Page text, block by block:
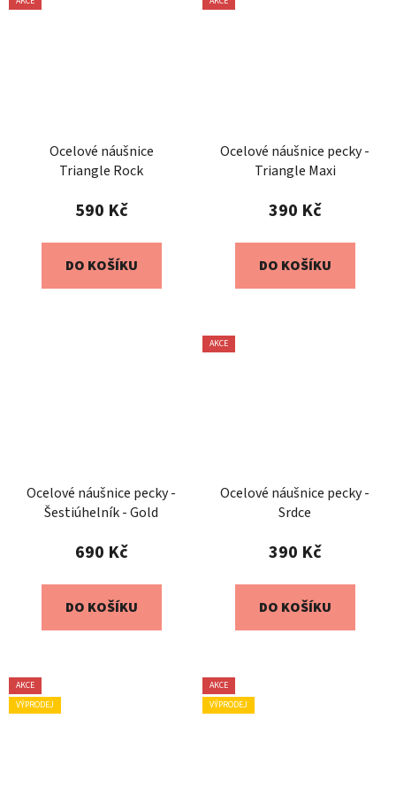
Ocelové náušnice
Triangle Rock
590 Kč
DO KOŠÍKU
Ocelové náušnice pecky -
Triangle Maxi
390 Kč
DO KOŠÍKU
Ocelové náušnice pecky -
Šestiúhelník - Gold
690 Kč
DO KOŠÍKU
AKCE
Ocelové náušnice pecky -
Srdce
390 Kč
DO KOŠÍKU
AKCE
VÝPRODEJ
AKCE
VÝPRODEJ